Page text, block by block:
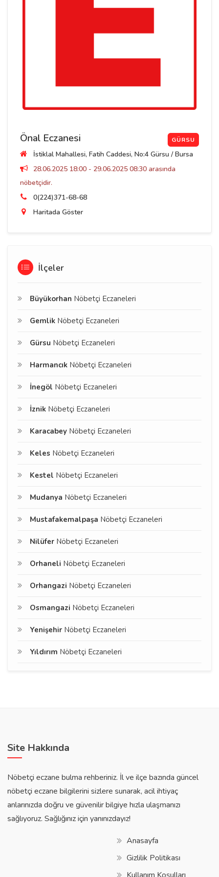
Önal Eczanesi GÜRSU
İstiklal Mahallesi, Fatih Caddesi, No:4 Gürsu / Bursa
28.06.2025 18:00 - 29.06.2025 08:30 arasında
nöbetçidir.
0(224)371-68-68
Haritada Göster
İlçeler
Büyükorhan Nöbetçi Eczaneleri
Gemlik Nöbetçi Eczaneleri
Gürsu Nöbetçi Eczaneleri
Harmancık Nöbetçi Eczaneleri
İnegöl Nöbetçi Eczaneleri
İznik Nöbetçi Eczaneleri
Karacabey Nöbetçi Eczaneleri
Keles Nöbetçi Eczaneleri
Kestel Nöbetçi Eczaneleri
Mudanya Nöbetçi Eczaneleri
Mustafakemalpaşa Nöbetçi Eczaneleri
Nilüfer Nöbetçi Eczaneleri
Orhaneli Nöbetçi Eczaneleri
Orhangazi Nöbetçi Eczaneleri
Osmangazi Nöbetçi Eczaneleri
Yenişehir Nöbetçi Eczaneleri
Yıldırım Nöbetçi Eczaneleri
Site Hakkında
Nöbetçi eczane bulma rehberiniz. İl ve ilçe bazında güncel
nöbetçi eczane bilgilerini sizlere sunarak, acil ihtiyaç
anlarınızda doğru ve güvenilir bilgiye hızla ulaşmanızı
sağlıyoruz. Sağlığınız için yanınızdayız!
Anasayfa
Gizlilik Politikası